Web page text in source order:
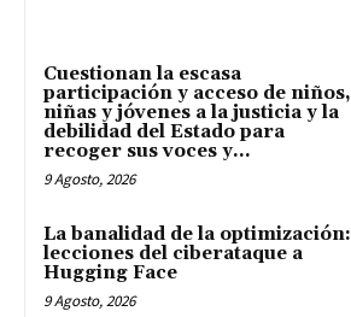
Cuestionan la escasa
participación y acceso de niños,
niñas y jóvenes a la justicia y la
debilidad del Estado para
recoger sus voces y...
9 Agosto, 2026
La banalidad de la optimización:
lecciones del ciberataque a
Hugging Face
9 Agosto, 2026